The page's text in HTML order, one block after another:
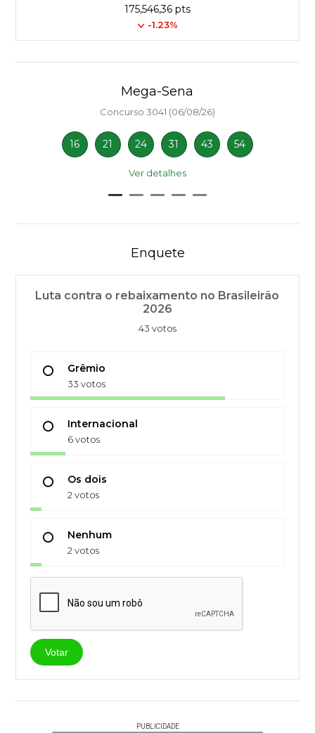
175,546,36 pts
-1.23%
Mega-Sena
Concurso 3041 (06/08/26)
16 21 24 31 43 54
Ver detalhes
Enquete
Luta contra o rebaixamento no Brasileirão
2026
43 votos
Grêmio
33 votos
Internacional
6 votos
Os dois
2 votos
Nenhum
2 votos
Votar
PUBLICIDADE